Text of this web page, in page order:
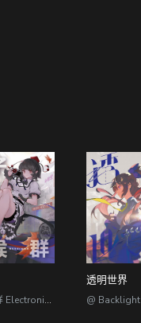
@ 电子症候群 Electronic Syndrome
透明世界
@ Backlight